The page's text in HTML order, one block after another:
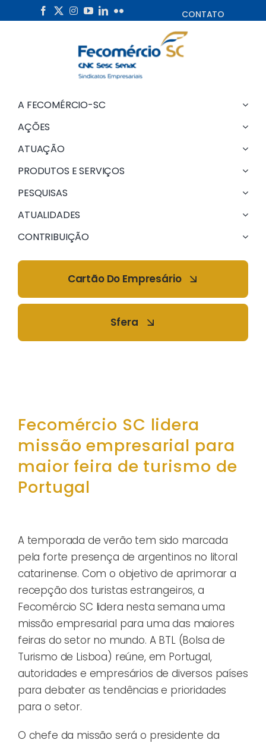
to
CONTATO
A FECOMÉRCIO-SC
AÇÕES
ATUAÇÃO
PRODUTOS E SERVIÇOS
PESQUISAS
ATUALIDADES
CONTRIBUIÇÃO
Cartão Do Empresário
Sfera
Fecomércio SC lidera
missão empresarial para
maior feira de turismo de
Portugal
A temporada de verão tem sido marcada
pela forte presença de argentinos no litoral
catarinense. Com o objetivo de aprimorar a
recepção dos turistas estrangeiros, a
Fecomércio SC lidera nesta semana uma
missão empresarial para uma das maiores
feiras do setor no mundo. A BTL (Bolsa de
Turismo de Lisboa) reúne, em Portugal,
autoridades e empresários de diversos países
para debater as tendências e prioridades
para o setor.
O chefe da missão será o presidente da